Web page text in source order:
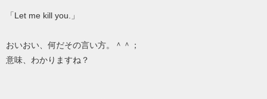
「Let me kill you.」
おいおい、何だその言い方。＾＾；
意味、わかりますね？